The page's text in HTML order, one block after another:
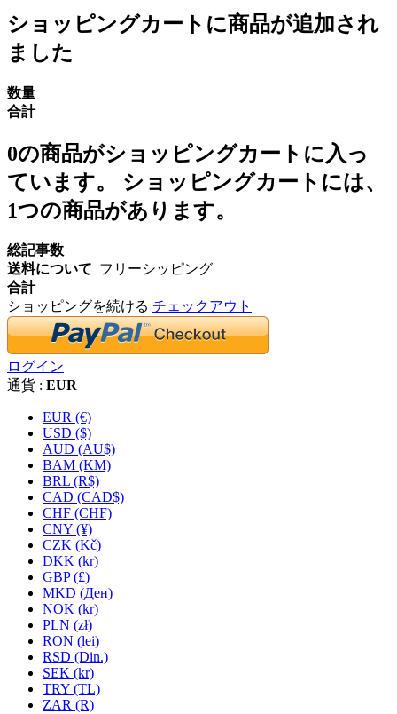
ショッピングカートに商品が追加され
ました
数量
合計
0の商品がショッピングカートに入っ
ています。 ショッピングカートには、
1つの商品があります。
総記事数
送料について フリーシッピング
合計
ショッピングを続ける チェックアウト
ログイン
通貨 : EUR
EUR (€)
USD ($)
AUD (AU$)
BAM (KM)
BRL (R$)
CAD (CAD$)
CHF (CHF)
CNY (¥)
CZK (Kč)
DKK (kr)
GBP (£)
MKD (Ден)
NOK (kr)
PLN (zł)
RON (lei)
RSD (Din.)
SEK (kr)
TRY (TL)
ZAR (R)